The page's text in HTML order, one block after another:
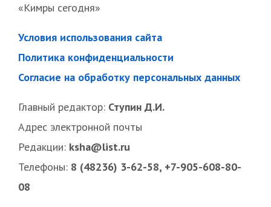
«Кимры сегодня»
Условия использования сайта
Политика конфиденциальности
Согласие на обработку персональных данных
Главный редактор: Ступин Д.И.
Адрес электронной почты
Редакции: ksha@list.ru
Телефоны: 8 (48236) 3-62-58, +7-905-608-80-
08